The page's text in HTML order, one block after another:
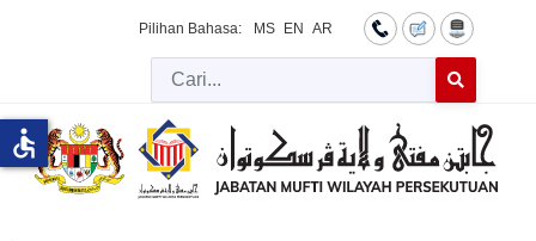
Pilihan Bahasa: MS EN AR
Cari
accessible